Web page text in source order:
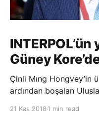
INTERPOL’ün
Güney
Çinli Mıng Hongvey’in
ardından boşalan
21 Kas 2018 1 min read